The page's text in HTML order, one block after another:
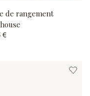
de rangement
€